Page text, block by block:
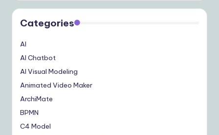
Categories
AI
AI Chatbot
AI Visual Modeling
Animated Video Maker
ArchiMate
BPMN
C4 Model